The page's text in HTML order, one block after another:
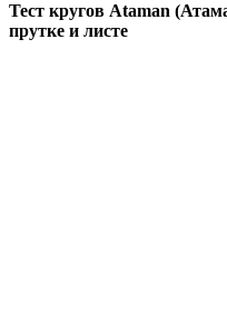
Тест кругов Ataman
прутке и листе